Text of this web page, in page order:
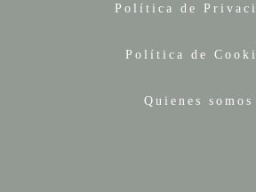
Política de
Política de
Quienes somos